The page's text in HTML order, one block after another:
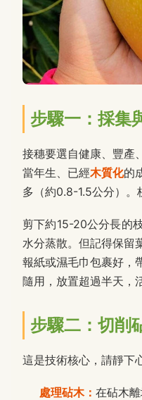
步驟一：採集
接穗要選自健康、豐產
當年生、已經木質化的
多（約0.8-1.5公分）。
剪下約15-20公分長的
水分蒸散。但記得保留
報紙或濕毛巾包裹好，
隨用，放置超過半天，
步驟二：切削
這是技術核心，請靜下
處理砧木： 在砧木